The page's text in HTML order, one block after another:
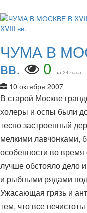
ЧУМА В
вв. 0 за 24 часа
10 октября 2007
В старой Москве
холеры и оспы были
тесно застроенный
мелкими лавчонками,
особенности во
лучше обстояло дело
и рыбными рядами
Ужасающая грязь и
тем, что все